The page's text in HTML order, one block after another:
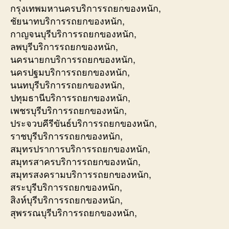
กรุงเทพมหานครบริการรถยกของหนัก,
ชัยนาทบริการรถยกของหนัก,
กาญจนบุรีบริการรถยกของหนัก,
ลพบุรีบริการรถยกของหนัก,
นครนายกบริการรถยกของหนัก,
นครปฐมบริการรถยกของหนัก,
นนทบุรีบริการรถยกของหนัก,
ปทุมธานีบริการรถยกของหนัก,
เพชรบุรีบริการรถยกของหนัก,
ประจวบคีรีขันธ์บริการรถยกของหนัก,
ราชบุรีบริการรถยกของหนัก,
สมุทรปราการบริการรถยกของหนัก,
สมุทรสาครบริการรถยกของหนัก,
สมุทรสงครามบริการรถยกของหนัก,
สระบุรีบริการรถยกของหนัก,
สิงห์บุรีบริการรถยกของหนัก,
สุพรรณบุรีบริการรถยกของหนัก,